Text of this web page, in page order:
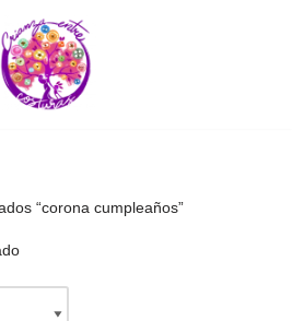
“corona cumpleaños”